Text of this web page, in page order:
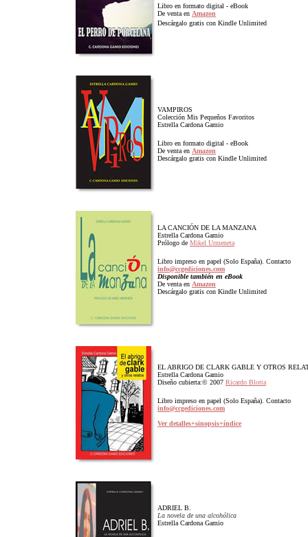
Libro en formato digital - eBook
De venta en Amazon
Descárgalo gratis con Kindle Unlimited
VAMPIROS
Colección Mis Pequeños Favoritos
Estrella Cardona Gamio
Libro en formato digital - eBook
De venta en Amazon
Descárgalo gratis con Kindle Unlimited
LA CANCIÓN DE LA MANZANA
Estrella Cardona Gamio
Prólogo de Mikel Urmeneta
Libro impreso en papel (Solo España). Contacto
info@ccgediciones.com
Disponible también en eBook
De venta en Amazon
Descárgalo gratis con Kindle Unlimited
EL ABRIGO DE CLARK GABLE Y OTROS
Estrella Cardona Gamio
Diseño cubierta:© 2007 Ricardo Blotta
Libro impreso en papel (Solo España). Contacto
info@ccgediciones.com
Ver detalles+sinopsis+índice
ADRIEL B.
La novela de una alcohólica
Estrella Cardona Gamio